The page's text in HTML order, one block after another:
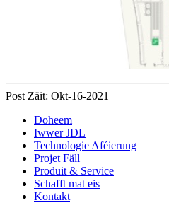
Post Zäit: Okt-16-2021
Doheem
Iwwer JDL
Technologie Aféierung
Projet Fäll
Produit & Service
Schafft mat eis
Kontakt